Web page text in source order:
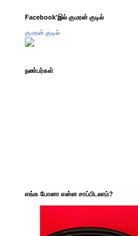
Facebook'இல் குமரன் குடில்
குமரன் குடில்
நண்பர்கள்
எங்க போனா என்ன சாப்பிடலாம்?